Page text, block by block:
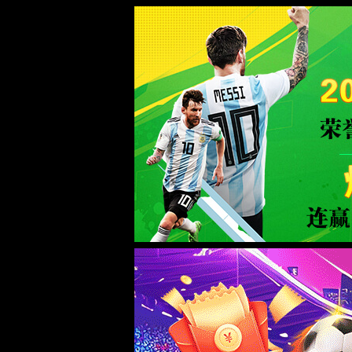
伟德国际1946(中国)有限公司-